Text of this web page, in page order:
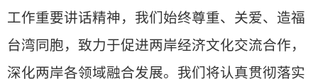
工作重要讲话精神，我们始终尊重、关爱、造福
台湾同胞，致力于促进两岸经济文化交流合作，
深化两岸各领域融合发展。我们将认真贯彻落实